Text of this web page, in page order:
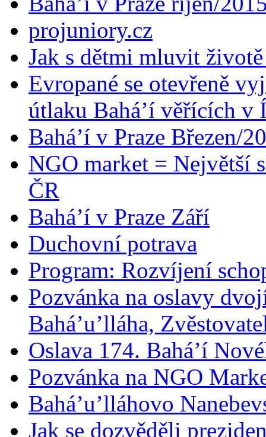
projuniory.cz
Jak s dětmi mluvit
Evropané se otevřeně
útlaku Bahá’í věřících v
Bahá’í v Praze Březen/
NGO market = Největší
ČR
Bahá’í v Praze Září
Duchovní potrava
Program: Rozvíjení
Pozvánka na oslavy
Bahá’u’lláha,
Oslava 174. Bahá’í
Pozvánka na NGO
Bahá’u’lláhovo
Jak se dozvěděli